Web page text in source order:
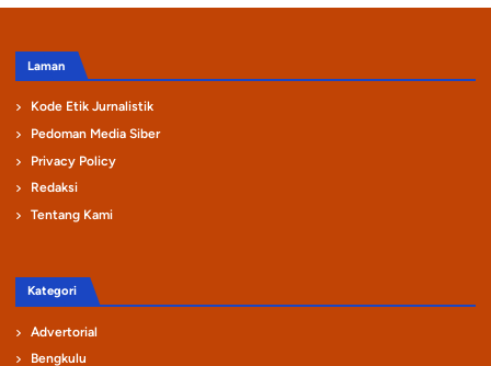
Laman
Kode Etik Jurnalistik
Pedoman Media Siber
Privacy Policy
Redaksi
Tentang Kami
Kategori
Advertorial
Bengkulu